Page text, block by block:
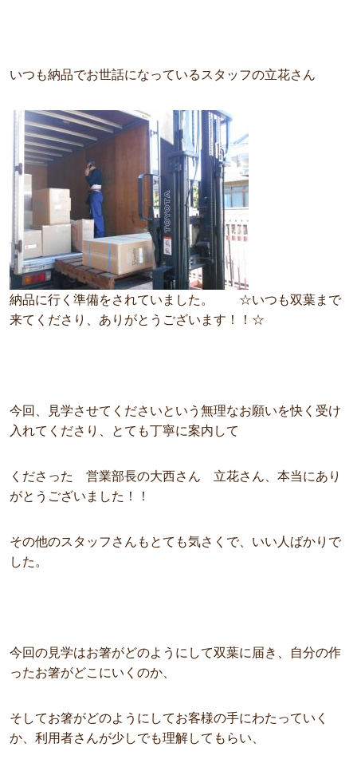
いつも納品でお世話になっているスタッフの立花さん
納品に行く準備をされていました。 ☆いつも双葉まで
来てくださり、ありがとうございます！！☆
今回、見学させてくださいという無理なお願いを快く受け
入れてくださり、とても丁寧に案内して
くださった 営業部長の大西さん 立花さん、本当にあり
がとうございました！！
その他のスタッフさんもとても気さくで、いい人ばかりで
した。
今回の見学はお箸がどのようにして双葉に届き、自分の作
ったお箸がどこにいくのか、
そしてお箸がどのようにしてお客様の手にわたっていく
か、利用者さんが少しでも理解してもらい、